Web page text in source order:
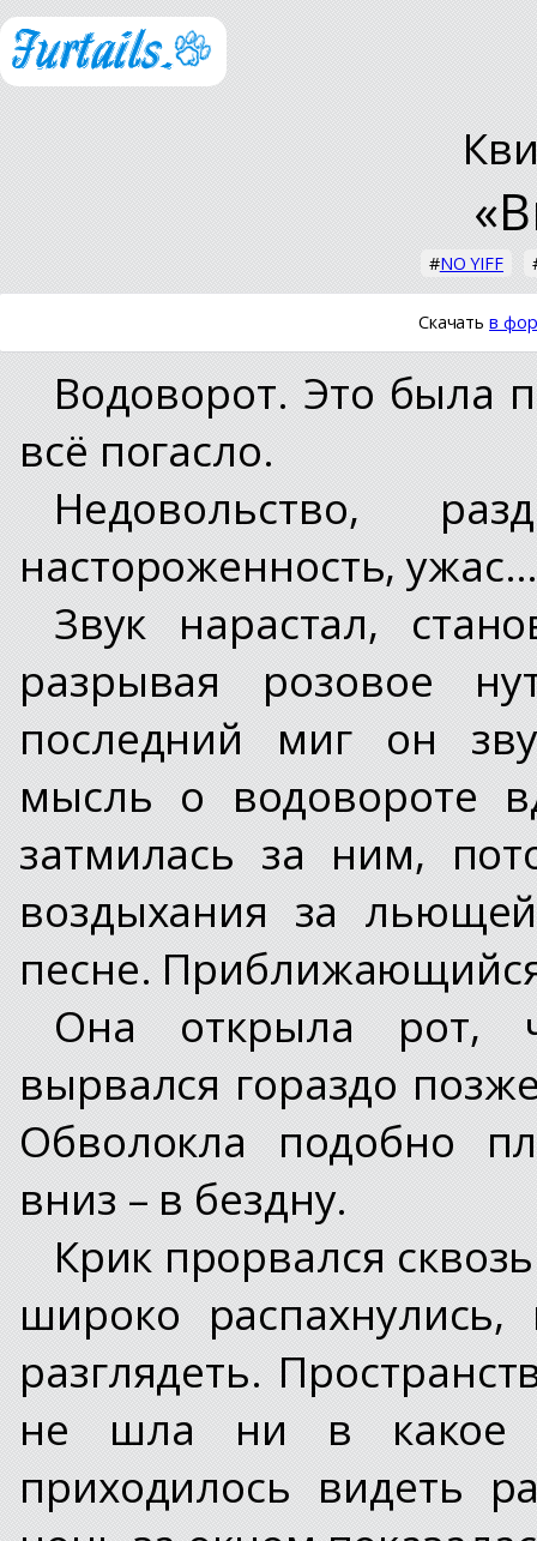
#NO YIFF
Скачатьв
Водоворот. Это была
всё погасло.
Недовольство,
настороженность, ужас…
Звук нарастал,
разрывая розовое
последний миг он
мысль о водовороте
затмилась за ним,
воздыхания за
песне.
Она открыла рот,
вырвался гораздо
Обволокла подобно
вниз – в бездну.
Крик прорвался
широко
разглядеть.
не шла ни в какое
приходилось видеть